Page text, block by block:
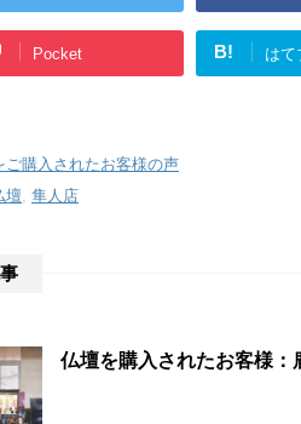
Pocket B! はて
ご購入されたお客様の声
壇, 隼人店
仏壇を購入されたお客様